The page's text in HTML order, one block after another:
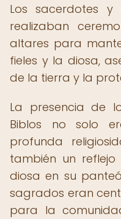
Los sacerdotes y
realizaban
altares para
fieles y la diosa,
de la tierra y la
La presencia de
Biblos no solo
profunda
también un
diosa en su
sagrados eran
para la